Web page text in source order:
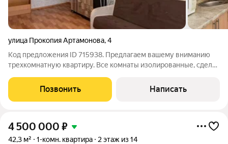
улица Прокопия Артамонова,4
Код предложения ID 715938. Предлагаем вашему вниманию
трехкомнатную квартиру. Все комнаты изолированные, сделан
находятся: школа №92, детский сад №125, магазины. Хорошая
транспортная развязка.
Позвонить Написать
4 500 000 ₽
42,3 м² 1-комн. квартира 2 этаж из 14